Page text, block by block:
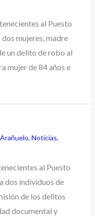
al Puesto
mujeres, madre
un delito de robo al
mujer de 84 años e
,Noticias,
al Puesto
dos individuos de
de los delitos
documental y